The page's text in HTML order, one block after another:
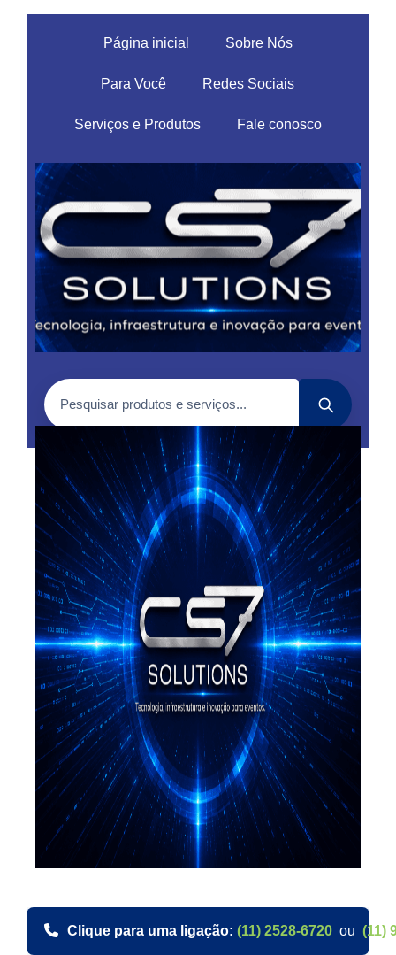
Página inicial Sobre Nós
Para Você Redes Sociais
Serviços e Produtos Fale conosco
Clique para uma ligação: (11) 2528-6720 ou (11)